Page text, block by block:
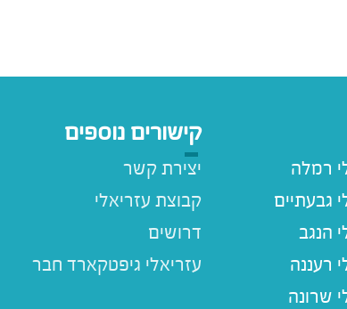
רמלה
גבעתיים
הנגב
רעננה
שרונה
קישורים נוספים
יצירת קשר
קבוצת עזריאלי
דרושים